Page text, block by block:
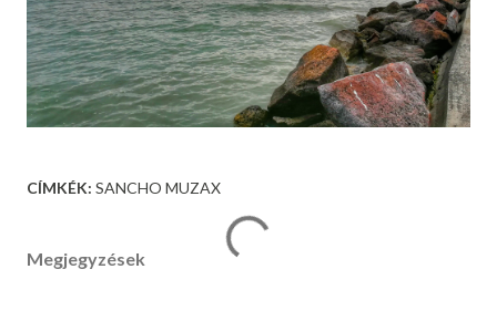
CÍMKÉK: SANCHO MUZAX
Megjegyzések